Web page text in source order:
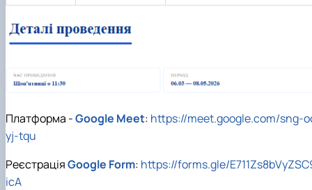
Платформа -Google Meet: https://meet.google.com/sng-
yj-tqu
РеєстраціяGoogle Form: https://forms.gle/
icA